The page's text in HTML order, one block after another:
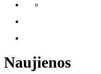
Naujienos